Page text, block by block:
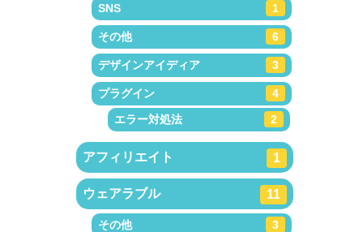
SNS 1
その他 6
デザインアイディア 3
プラグイン
4
エラー対処法
2
アフィリエイト 1
ウェアラブル 11
その他 3